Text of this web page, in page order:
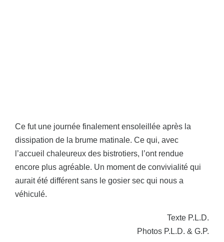
Ce fut une journée finalement ensoleillée après la
dissipation de la brume matinale. Ce qui, avec
l’accueil chaleureux des bistrotiers, l’ont rendue
encore plus agréable. Un moment de convivialité qui
aurait été différent sans le gosier sec qui nous a
véhiculé.
Texte P.L.D.
Photos P.L.D. & G.P.